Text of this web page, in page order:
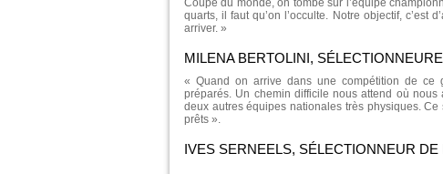
Coupe du monde, on tombe sur l’équipe
quarts, il faut qu’on l’occulte. Notre objectif,
arriver. »
MILENA BERTOLINI,
« Quand on arrive dans une compétition de ce
préparés. Un chemin difficile nous attend où
deux autres équipes nationales très physiques.
prêts ».
IVES SERNEELS, SÉLECTIONNEUR DE